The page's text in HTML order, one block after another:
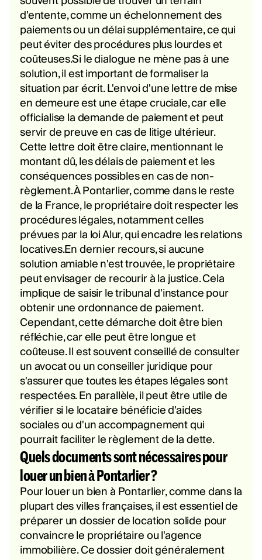
d'entente, comme un échelonnement des
paiements ou un délai supplémentaire, ce qui
peut éviter des procédures plus lourdes et
coûteuses.Si le dialogue ne mène pas à une
solution, il est important de formaliser la
situation par écrit. L'envoi d'une lettre de mise
en demeure est une étape cruciale, car elle
officialise la demande de paiement et peut
servir de preuve en cas de litige ultérieur.
Cette lettre doit être claire, mentionnant le
montant dû, les délais de paiement et les
conséquences possibles en cas de non-
règlement. À Pontarlier, comme dans le reste
de la France, le propriétaire doit respecter les
procédures légales, notamment celles
prévues par la loi Alur, qui encadre les relations
locatives.En dernier recours, si aucune
solution amiable n'est trouvée, le propriétaire
peut envisager de recourir à la justice. Cela
implique de saisir le tribunal d'instance pour
obtenir une ordonnance de paiement.
Cependant, cette démarche doit être bien
réfléchie, car elle peut être longue et
coûteuse. Il est souvent conseillé de consulter
un avocat ou un conseiller juridique pour
s'assurer que toutes les étapes légales sont
respectées. En parallèle, il peut être utile de
vérifier si le locataire bénéficie d'aides
sociales ou d'un accompagnement qui
pourrait faciliter le règlement de la dette.
Quels documents sont nécessaires pour
louer un bien à Pontarlier ?
Pour louer un bien à Pontarlier, comme dans la
plupart des villes françaises, il est essentiel de
préparer un dossier de location solide pour
convaincre le propriétaire ou l'agence
immobilière. Ce dossier doit généralement